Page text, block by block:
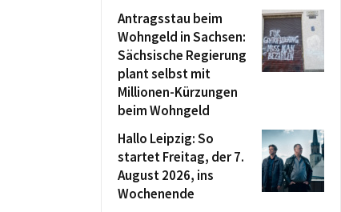
Antragsstau beim
Wohngeld in Sachsen:
Sächsische Regierung
plant selbst mit
Millionen-Kürzungen
beim Wohngeld
Hallo Leipzig: So
startet Freitag, der 7.
August 2026, ins
Wochenende